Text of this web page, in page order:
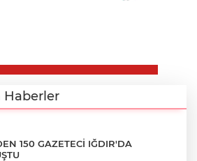
Haberler
150 GAZETECİ IĞDIR'DA